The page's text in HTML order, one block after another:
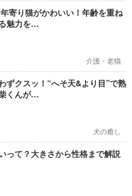
年寄り猫がかわいい！年齢を重ね
魅力を…
介護・老猫
ずクスッ！“へそ天&より目”で熟
くんが…
犬の癒し
って？大きさから性格まで解説